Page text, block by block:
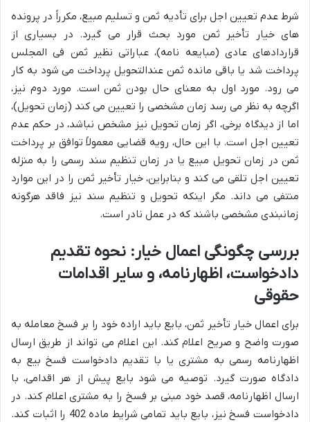
شرط عدم تعیین اجل برای تأدیه ثمن و تسلیم مبیع، مکرراً در پرونده
های خیار تأخیر ثمن مورد بحث قرار می گیرد. در بسیاری از
قراردادهای عادی (مبایعه نامه)، عباراتی نظیر ثمن فی المجلس
پرداخت شد یا باقی مانده ثمن عندالتحویل پرداخت می شود به کار
می رود. مورد اول به معنای حال بودن ثمن است. مورد دوم نیز،
اگرچه به نظر می رسد زمان مشخصی را تعیین می کند (زمان تحویل)،
اما از دیدگاه برخی، اگر زمان تحویل نیز مشخص نباشد، در حکم عدم
تعیین اجل است. با این حال، رویه قضایی معمولاً توافق بر پرداخت
ثمن در زمان تحویل مبیع یا در زمان تنظیم سند رسمی را به منزله
تعیین اجل تلقی می کند و بنابراین، خیار تأخیر ثمن را در این موارد
منتفی می داند. مگر اینکه تحویل و تنظیم سند نیز فاقد هرگونه
زمانبندی مشخصی باشند که در عمل نادر است.
بررسی چگونگی اعمال خیار: نحوه تقدیم
دادخواست، اظهارنامه، و سایر اقدامات
حقوقی
برای اعمال خیار تأخیر ثمن، بایع باید اراده خود را بر فسخ معامله به
صورت واضح و صریح اعلام کند. این اعلام می تواند از طریق ارسال
اظهارنامه رسمی به مشتری یا با تقدیم دادخواست فسخ بیع به
دادگاه صورت گیرد. توصیه می شود بایع پیش از هر اقدامی، با
ارسال اظهارنامه، قصد خود مبنی بر فسخ را به مشتری اعلام کند. در
دادخواست فسخ نیز، بایع باید تمامی شرایط ماده 402 را اثبات کند.